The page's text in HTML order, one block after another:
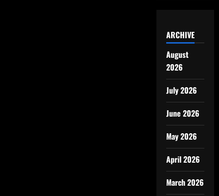
ARCHIVE
August
2026
July 2026
June 2026
May 2026
April 2026
March 2026